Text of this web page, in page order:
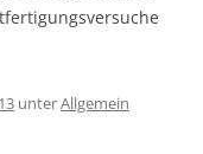
unterAllgemein